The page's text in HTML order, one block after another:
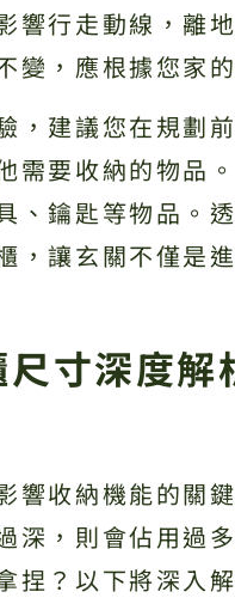
響行走動線，離
變，應根據您家
，建議您在規劃
需要收納的物品
、鑰匙等物品。
，讓玄關不僅是
寸深度
響收納機能的關
深，則會佔用過
捏？以下將深入解